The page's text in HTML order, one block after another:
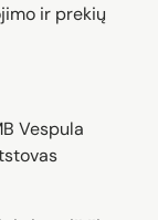
ir prekių
Vespula